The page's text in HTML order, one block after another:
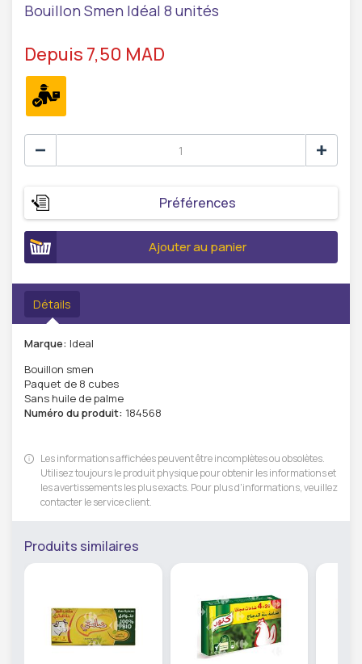
Bouillon Smen Idéal 8 unités
Depuis 7,50 MAD
Préférences
Ajouter au panier
Détails
Marque: Ideal
Bouillon smen
Paquet de 8 cubes
Sans huile de palme
Numéro du produit: 184568
Les informations affichées peuvent être incomplètes ou obsolètes.
Utilisez toujours le produit physique pour obtenir les informations et
les avertissements les plus exacts. Pour plus d'informations, veuillez
contacter le service client.
Produits similaires